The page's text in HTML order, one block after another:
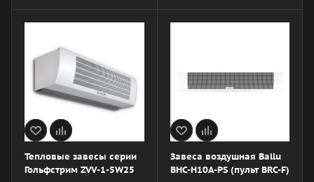
Тепловые завесы серии
Гольфстрим ZVV-1-5W25
Завеса воздушная Ballu
BHC-H10A-PS (пульт BRC-F)